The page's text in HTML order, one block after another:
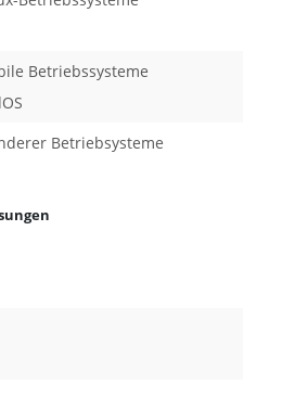
Betriebssysteme
Betriebsysteme